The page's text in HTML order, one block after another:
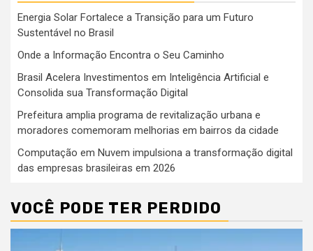
Energia Solar Fortalece a Transição para um Futuro
Sustentável no Brasil
Onde a Informação Encontra o Seu Caminho
Brasil Acelera Investimentos em Inteligência Artificial e
Consolida sua Transformação Digital
Prefeitura amplia programa de revitalização urbana e
moradores comemoram melhorias em bairros da cidade
Computação em Nuvem impulsiona a transformação digital
das empresas brasileiras em 2026
VOCÊ PODE TER PERDIDO